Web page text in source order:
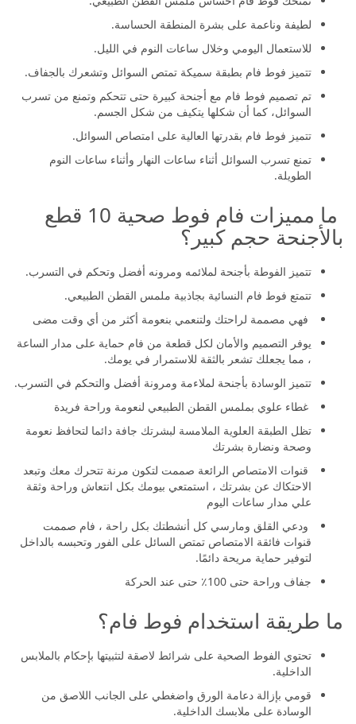
لطيفة وناعمة على بشرة المنطقة الحساسة.
للاستعمال اليومي وخلال ساعات النوم في الليل.
تتميز فوط فام بطبقة سميكة تمتص السوائل وتشعرك بالجفاف.
تم تصميم فوط فام مع أجنحة كبيرة حتى تتحكم وتمنع من تسرب
السوائل، كما أن شكلها يتكيف من شكل الجسم.
تتميز فوط فام بقدرتها العالية على امتصاص السوائل.
تمنع تسرب السوائل أثناء ساعات النهار وأثناء ساعات النوم
الطويلة.
ما مميزات فام فوط صحية 10 قطع
بالأجنحة حجم كبير؟
تتميز الفوطة بأجنحة لملائمه ومرونه أفضل وتحكم في التسرب.
تتمتع فوط فام النسائية بجاذبية ملمس القطن الطبيعي.
فهي مصممة لراحتك ولتنعمي بنعومة أكثر من أي وقت مضى
يوفر التصميم والأمان لكل قطعة من فام حماية على مدار الساعة
، مما يجعلك تشعر بالثقة للاستمرار في يومك.
تتميز الوسادة بأجنحة لملاءمة ومرونة أفضل والتحكم في التسرب.
غطاء علوي بملمس القطن الطبيعي لنعومة وراحة فريدة
تظل الطبقة العلوية الملامسة لبشرتك جافة دائما لتحافظ نعومة
وصحة ونضارة بشرتك
قنوات الامتصاص الرائعة صممت لتكون مرنة تتحرك معك وتبعد
الاحتكاك عن بشرتك ، استمتعي بيومك بكل انتعاش وراحة وثقة
علي مدار ساعات اليوم
ودعي القلق ومارسي كل أنشطتك بكل راحة ، فام صممت
قنوات فائقة الامتصاص تمتص السائل على الفور وتحبسه بالداخل
لتوفير حماية مريحة دائمًا.
جفاف وراحة حتى 100٪ حتى عند الحركة
ما طريقة استخدام فوط فام؟
تحتوي الفوط الصحية على شرائط لاصقة لتثبيتها بإحكام بالملابس
الداخلية.
قومي بإزالة دعامة الورق واضغطي على الجانب اللاصق من
الوسادة على ملابسك الداخلية.